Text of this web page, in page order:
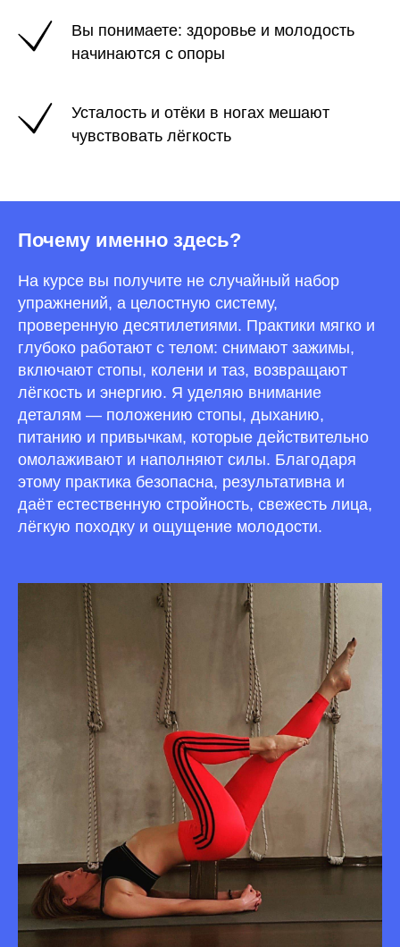
Вы понимаете: здоровье и молодость
начинаются с опоры
Усталость и отёки в ногах мешают
чувствовать лёгкость
Почему именно здесь?
На курсе вы получите не случайный набор
упражнений, а целостную систему,
проверенную десятилетиями. Практики мягко и
глубоко работают с телом: снимают зажимы,
включают стопы, колени и таз, возвращают
лёгкость и энергию. Я уделяю внимание
деталям — положению стопы, дыханию,
питанию и привычкам, которые действительно
омолаживают и наполняют силы. Благодаря
этому практика безопасна, результативна и
даёт естественную стройность, свежесть лица,
лёгкую походку и ощущение молодости.